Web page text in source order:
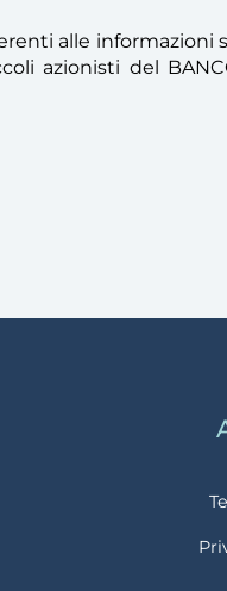
alle informazioni
azionisti del